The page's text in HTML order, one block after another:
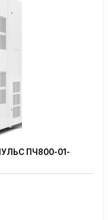
ПЧ800-01-